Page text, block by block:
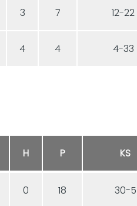
3 7 12-22
4 4 4-33
H P KS
0 18 30-5